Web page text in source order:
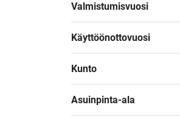
Valmistumisvuosi
Käyttöönottovuosi
Kunto
Asuinpinta-ala